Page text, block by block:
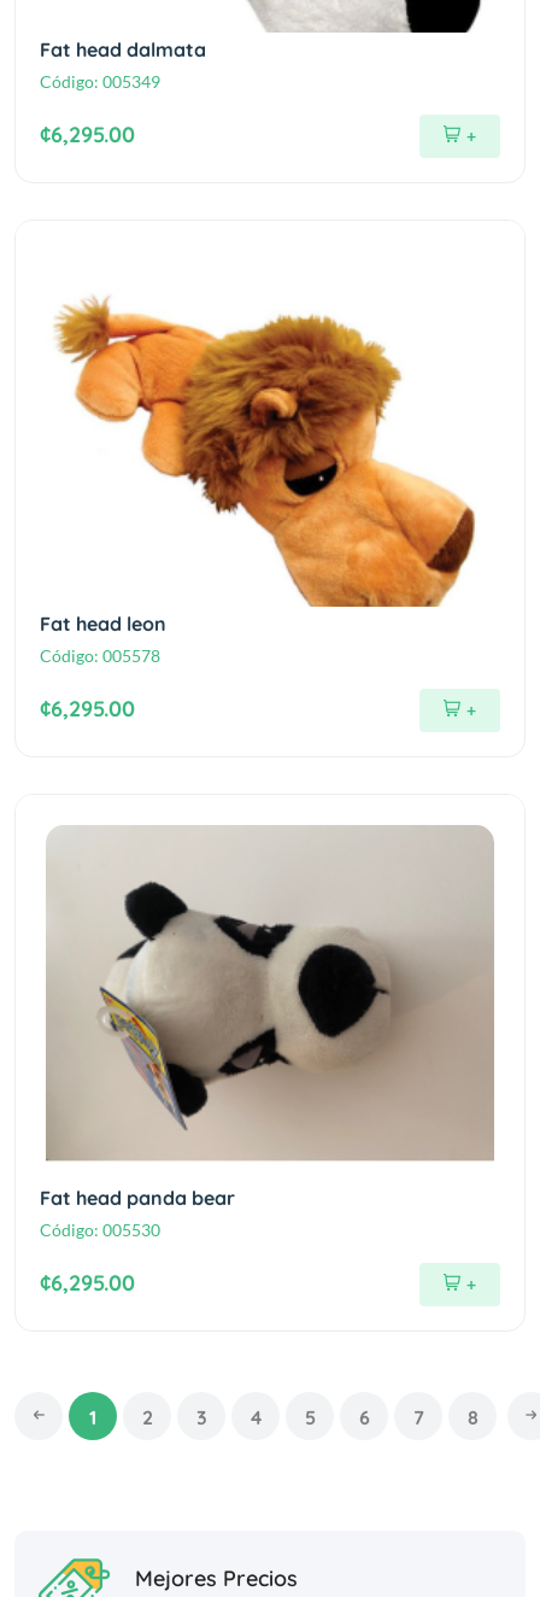
Fat head dalmata
Código: 005349
¢6,295.00 +
Fat head leon
Código: 005578
¢6,295.00 +
Fat head panda bear
Código: 005530
¢6,295.00 +
1 2 3 4 5 6 7 8
Mejores Precios